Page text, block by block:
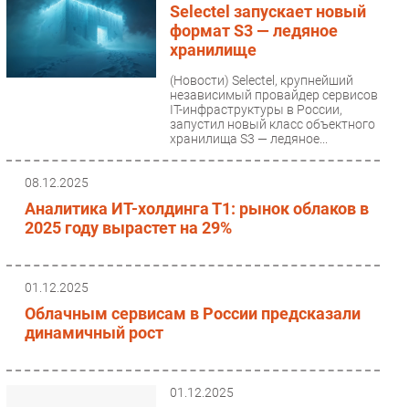
Selectel запускает новый
формат S3 — ледяное
хранилище
(Новости) Selectel, крупнейший
независимый провайдер сервисов
IT-инфраструктуры в России,
запустил новый класс объектного
хранилища S3 — ледяное...
08.12.2025
Аналитика ИТ-холдинга Т1: рынок облаков в
2025 году вырастет на 29%
01.12.2025
Облачным сервисам в России предсказали
динамичный рост
01.12.2025